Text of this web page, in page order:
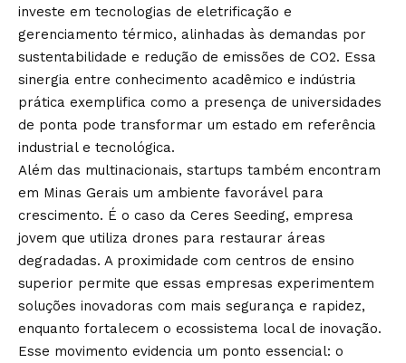
investe em tecnologias de eletrificação e
gerenciamento térmico, alinhadas às demandas por
sustentabilidade e redução de emissões de CO2. Essa
sinergia entre conhecimento acadêmico e indústria
prática exemplifica como a presença de universidades
de ponta pode transformar um estado em referência
industrial e tecnológica.
Além das multinacionais, startups também encontram
em Minas Gerais um ambiente favorável para
crescimento. É o caso da Ceres Seeding, empresa
jovem que utiliza drones para restaurar áreas
degradadas. A proximidade com centros de ensino
superior permite que essas empresas experimentem
soluções inovadoras com mais segurança e rapidez,
enquanto fortalecem o ecossistema local de inovação.
Esse movimento evidencia um ponto essencial: o